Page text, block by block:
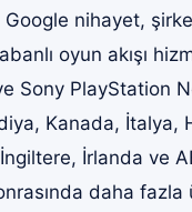
Google nihayet,
oyun akışı
Sony
Kanada, İtalya,
İrlanda ve
daha fazla